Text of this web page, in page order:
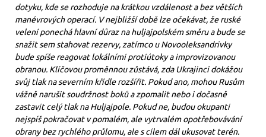
dotyku, kde se rozhoduje na krátkou vzdálenost a bez větších
manévrových operací. V nejbližší době lze očekávat, že ruské
velení ponechá hlavní důraz na huljajpolském směru a bude se
snažit sem stahovat rezervy, zatímco u Novooleksandrivky
bude spíše reagovat lokálními protiútoky a improvizovanou
obranou. Klíčovou proměnnou zůstává, zda Ukrajinci dokážou
svůj tlak na severním křídle rozšířit. Pokud ano, mohou Rusům
vážně narušit soudržnost boků a zpomalit nebo i dočasně
zastavit celý tlak na Huljajpole. Pokud ne, budou okupanti
nejspíš pokračovat v pomalém, ale vytrvalém opotřebovávání
obrany bez rychlého průlomu, ale s cílem dál ukusovat terén.